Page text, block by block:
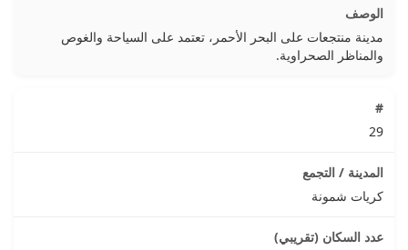
مدينة منتجعات على البحر الأحمر، تعتمد على السياحة والغوص
والمناظر الصحراوية.
29
كريات شمونة